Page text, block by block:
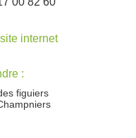
internet
:
figuiers